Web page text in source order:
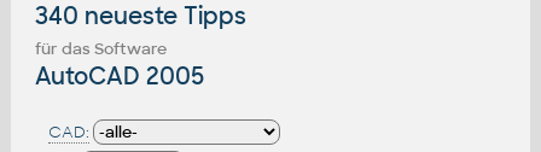
340 neueste Tipps
für das Software
AutoCAD 2005
CAD: